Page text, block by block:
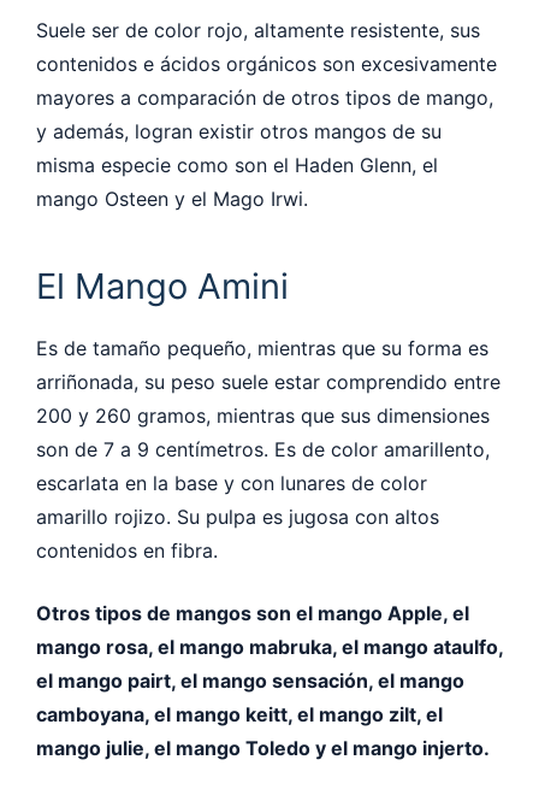
Suele ser de color rojo, altamente resistente, sus
contenidos e ácidos orgánicos son excesivamente
mayores a comparación de otros tipos de mango,
y además, logran existir otros mangos de su
misma especie como son el Haden Glenn, el
mango Osteen y el Mago Irwi.
El Mango Amini
Es de tamaño pequeño, mientras que su forma es
arriñonada, su peso suele estar comprendido entre
200 y 260 gramos, mientras que sus dimensiones
son de 7 a 9 centímetros. Es de color amarillento,
escarlata en la base y con lunares de color
amarillo rojizo. Su pulpa es jugosa con altos
contenidos en fibra.
Otros tipos de mangos son el mango Apple, el
mango rosa, el mango mabruka, el mango ataulfo,
el mango pairt, el mango sensación, el mango
camboyana, el mango keitt, el mango zilt, el
mango julie, el mango Toledo y el mango injerto.